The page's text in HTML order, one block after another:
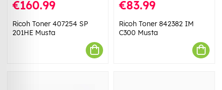
€160.99
Ricoh Toner 407254 SP
201HE Musta
€83.99
Ricoh Toner 842382 IM
C300 Musta